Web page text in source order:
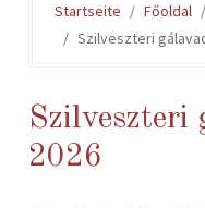
Startseite Főoldal
Szilveszteri
Szilveszteri
2026